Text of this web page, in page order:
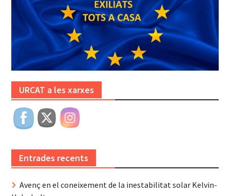
URCAT a les xarxes
Entrades recents
Avenç en el coneixement de la inestabilitat solar Kelvin-